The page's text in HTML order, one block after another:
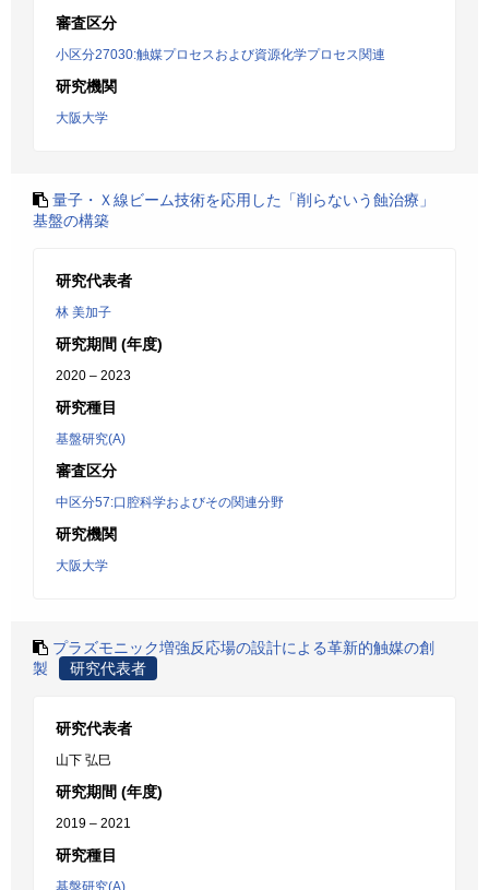
審査区分
小区分27030:触媒プロセスおよび資源化学プロセス関連
研究機関
大阪大学
量子・Ｘ線ビーム技術を応用した「削らないう蝕治療」
基盤の構築
研究代表者
林 美加子
研究期間 (年度)
2020 – 2023
研究種目
基盤研究(A)
審査区分
中区分57:口腔科学およびその関連分野
研究機関
大阪大学
プラズモニック増強反応場の設計による革新的触媒の創
製
研究代表者
研究代表者
山下 弘巳
研究期間 (年度)
2019 – 2021
研究種目
基盤研究(A)